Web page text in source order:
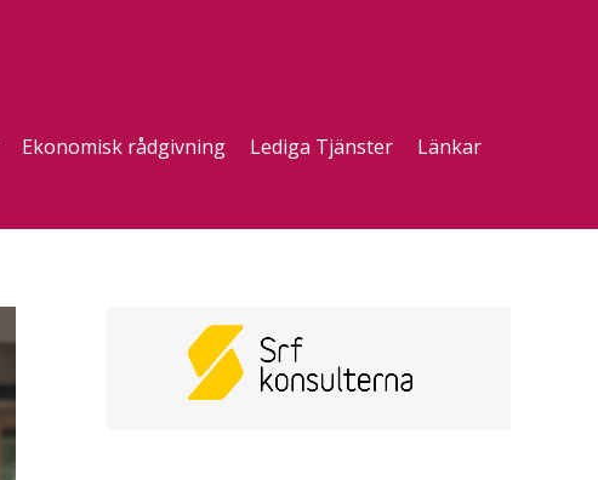
Ekonomisk rådgivning Lediga Tjänster
Länkar